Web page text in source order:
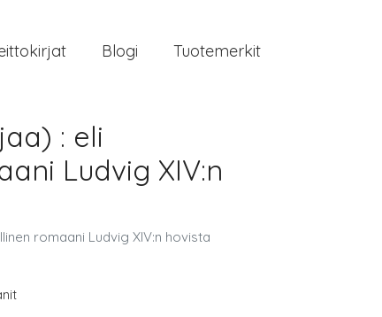
Blogi Tuotemerkit
: eli
Ludvig XIV:n
romaani Ludvig XIV:n hovista